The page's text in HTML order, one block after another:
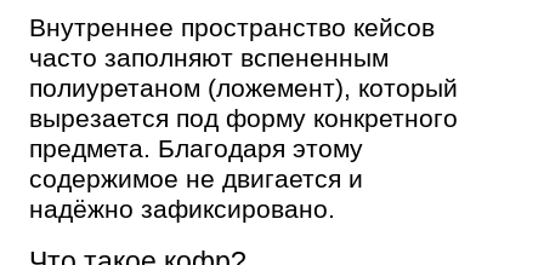
Внутреннее пространство кейсов
часто заполняют вспененным
полиуретаном (ложемент), который
вырезается под форму конкретного
предмета. Благодаря этому
содержимое не двигается и
надёжно зафиксировано.